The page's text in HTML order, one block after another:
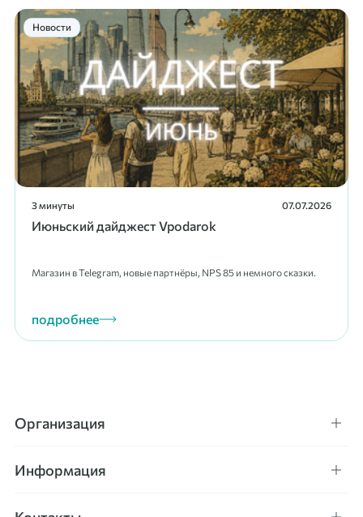
3 минуты 07.07.2026
Июньский дайджест Vpodarok
Магазин в Telegram, новые партнёры, NPS 85 и немного сказки.
подробнее
Новости
Организация
Информация